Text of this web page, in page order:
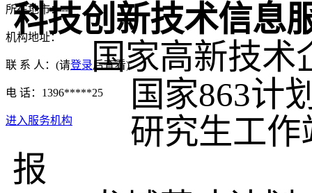
所在地市：---
机构地址：
联 系 人： (请登录后查看)
电 话： 1396*****25
进入服务机构
科技创新技术信息
国家高新技术
国家863计
研究生工
报